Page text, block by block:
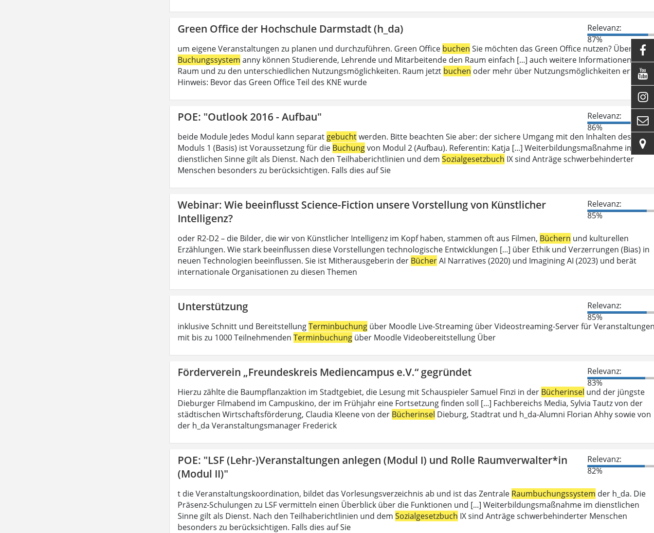
Green Office der Hochschule Darmstadt (h_da)
Relevanz:
87%
um eigene Veranstaltungen zu planen und durchzuführen. Green Office buchen Sie möchten das Green Office nutzen? Über das
Buchungssystem anny können Studierende, Lehrende und Mitarbeitende den Raum einfach [...] auch weitere Informationen zum
Raum und zu den unterschiedlichen Nutzungsmöglichkeiten. Raum jetzt buchen oder mehr über Nutzungsmöglichkeiten
Hinweis: Bevor das Green Office Teil des KNE wurde
POE: "Outlook 2016 - Aufbau"
Relevanz:
86%
beide Module Jedes Modul kann separat gebuchtwerden. Bitte beachten Sie aber: der sichere Umgang mit den Inhalten des
Moduls 1 (Basis) ist Voraussetzung für die Buchungvon Modul 2 (Aufbau). Referentin: Katja [...] Weiterbildungsmaßnahme im
dienstlichen Sinne gilt als Dienst. Nach den Teilhaberichtlinien und dem Sozialgesetzbuch IX sind Anträge schwerbehinderter
Menschen besonders zu berücksichtigen. Falls dies auf Sie
Webinar: Wie beeinflusst Science-Fiction unsere Vorstellung von Künstlicher
Intelligenz?
Relevanz:
85%
oder R2-D2 – die Bilder, die wir von Künstlicher Intelligenz im Kopf haben, stammen oft aus Filmen, Büchern und kulturellen
Erzählungen. Wie stark beeinflussen diese Vorstellungen technologische Entwicklungen [...] über Ethik und Verzerrungen (Bias) in
neuen Technologien beeinflussen. Sie ist Mitherausgeberin der BücherAI Narratives (2020) und Imagining AI (2023) und berät
internationale Organisationen zu diesen Themen
Unterstützung
Relevanz:
85%
inklusive Schnitt und BereitstellungTerminbuchung über Moodle Live-Streaming über Videostreaming-Server für
mit bis zu 1000 Teilnehmenden Terminbuchung über Moodle Videobereitstellung Über
Förderverein „Freundeskreis Mediencampus e.V.“ gegründet
Relevanz:
83%
Hierzu zählte die Baumpflanzaktion im Stadtgebiet, die Lesung mit Schauspieler Samuel Finzi in der Bücherinsel und der jüngste
Dieburger Filmabend im Campuskino, der im Frühjahr eine Fortsetzung finden soll [...] Fachbereichs Media, Sylvia Tautz von der
städtischen Wirtschaftsförderung, Claudia Kleene von der Bücherinsel Dieburg, Stadtrat und h_da-Alumni Florian Ahhy sowie von
der h_da Veranstaltungsmanager Frederick
POE: "LSF (Lehr-)Veranstaltungen anlegen (Modul I) und Rolle Raumverwalter*in
(Modul II)"
Relevanz:
82%
t die Veranstaltungskoordination, bildet das Vorlesungsverzeichnis ab und ist das Zentrale Raumbuchungssystem der h_da. Die
Präsenz-Schulungen zu LSF vermitteln einen Überblick über die Funktionen und [...] Weiterbildungsmaßnahme im dienstlichen
Sinne gilt als Dienst. Nach den Teilhaberichtlinien und dem Sozialgesetzbuch IX sind Anträge schwerbehinderter Menschen
besonders zu berücksichtigen. Falls dies auf Sie




